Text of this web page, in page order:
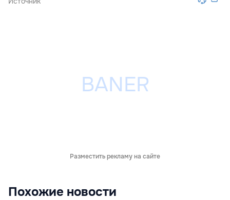
Разместить рекламу на сайте
Похожие новости